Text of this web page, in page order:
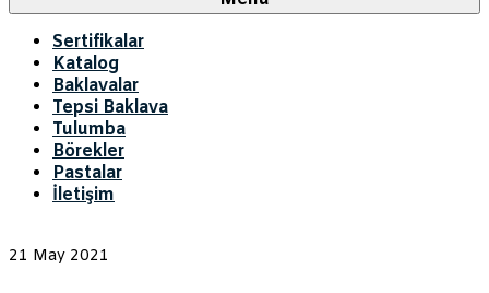
Sertifikalar
Katalog
Baklavalar
Tepsi Baklava
Tulumba
Börekler
Pastalar
İletişim
21 May 2021